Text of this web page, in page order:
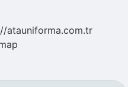
atauniforma.com.tr